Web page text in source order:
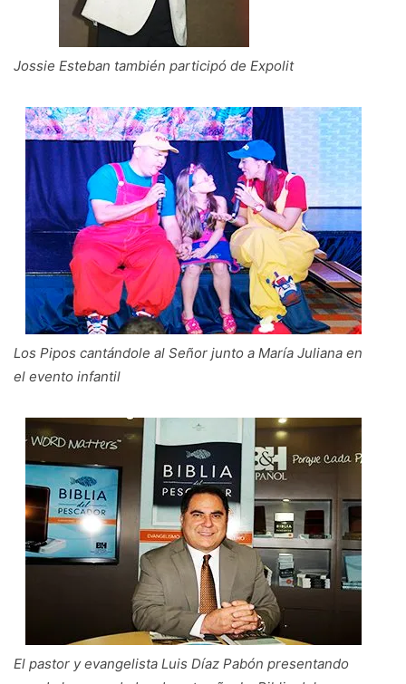
Jossie Esteban también participó de Expolit
Los Pipos cantándole al Señor junto a María Juliana en
el evento infantil
El pastor y evangelista Luis Díaz Pabón presentando